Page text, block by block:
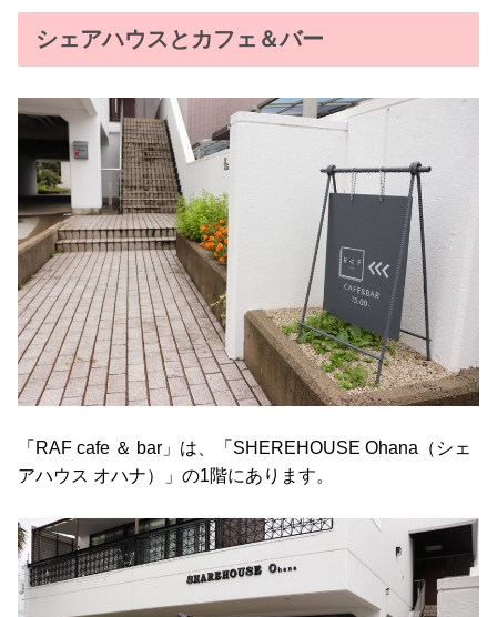
シェアハウスとカフェ＆バー
「RAF cafe ＆ bar」は、「SHEREHOUSE Ohana（シェ
アハウス オハナ）」の1階にあります。